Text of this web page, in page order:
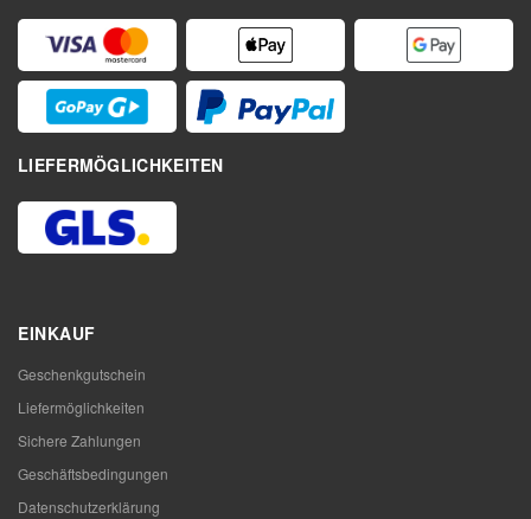
LIEFERMÖGLICHKEITEN
EINKAUF
Geschenkgutschein
Liefermöglichkeiten
Sichere Zahlungen
Geschäftsbedingungen
Datenschutzerklärung